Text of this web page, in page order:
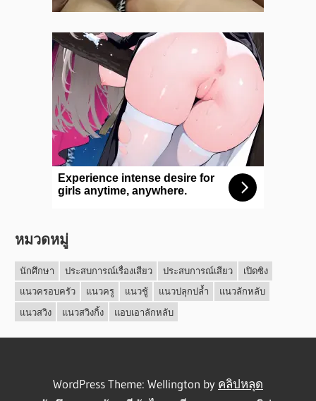
หมวดหมู่
นักศึกษา ประสบการณ์เรื่องเสียว ประสบการณ์เสียว
เปิดซิง
แนวครอบครัว
แนวครู แนวชู้ แนวปลุกปล้ำ
แนวลักหลับ
แนวสวิง
แนวสวิงกิ้ง แอบเอาลักหลับ
WordPress Theme: Wellington by คลิปหลุด